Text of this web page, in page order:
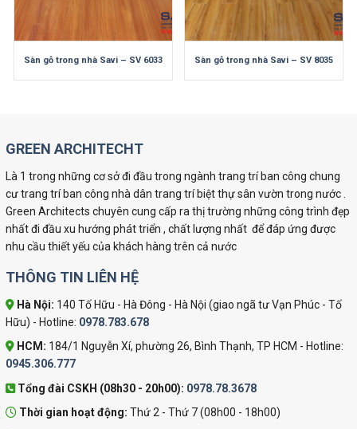
Sàn gỗ trong nhà Savi – SV 6033 Sàn gỗ trong nhà Savi – SV 8035
GREEN ARCHITECHT
Là 1 trong những cơ sở đi đầu trong ngành trang trí ban công chung
cư trang trí ban công nhà dân trang trí biệt thự sân vườn trong nước .
Green Architects chuyên cung cấp ra thị trường những công trình đẹp
nhất đi đầu xu hướng phát triển , chất lượng nhất để đáp ứng được
nhu cầu thiết yếu của khách hàng trên cả nước
THÔNG TIN LIÊN HỆ
Hà Nội: 140 Tố Hữu - Hà Đông - Hà Nội (giao ngã tư Vạn Phúc - Tố
Hữu) - Hotline: 0978.783.678
HCM: 184/1 Nguyễn Xí, phường 26, Bình Thạnh, TP HCM - Hotline:
0945.306.777
Tổng đài CSKH (08h30 - 20h00): 0978.78.3678
Thời gian hoạt động: Thứ 2 - Thứ 7 (08h00 - 18h00)